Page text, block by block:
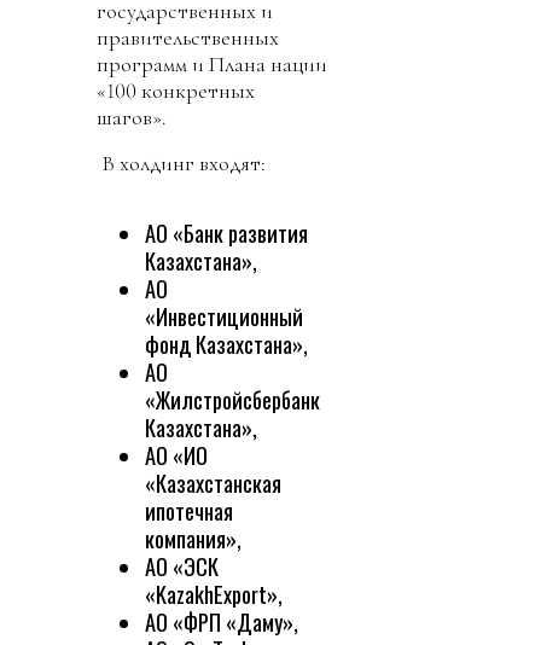
государственных и
правительственных
программ и Плана нации
«100 конкретных
шагов».
В холдинг входят:
АО «Банк развития
Казахстана»,
АО
«Инвестиционный
фонд Казахстана»,
АО
«Жилстройсбербанк
Казахстана»,
АО «ИО
«Казахстанская
ипотечная
компания»,
АО «ЭСК
«KazakhExport»,
АО «ФРП «Даму»,